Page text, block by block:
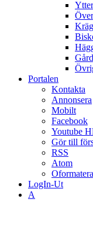
Portalen
Kontakta
Annonsera
Mobilt
Facebook
Youtube
Gör till
RSS
Atom
LogIn-Ut
A